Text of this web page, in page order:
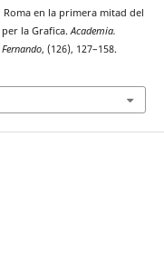
Roma en la primera mitad del
per la Grafica.Academia.
, (126), 127–158.